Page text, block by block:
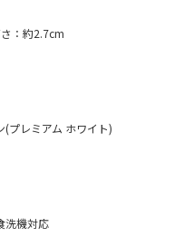
：約2.7cm
(プレミアム ホワイト)
機対応